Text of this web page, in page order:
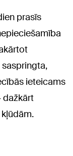
prasīs
ieteicams
dažkārt